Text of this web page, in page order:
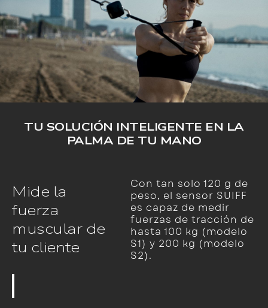
TU SOLUCIÓN INTELIGENTE EN LA
PALMA DE TU MANO
Mide la
fuerza
muscular de
tu cliente
Con tan solo 120 g de
peso, el sensor SUIFF
es capaz de medir
fuerzas de tracción de
hasta 100 kg (modelo
S1) y 200 kg (modelo
S2).